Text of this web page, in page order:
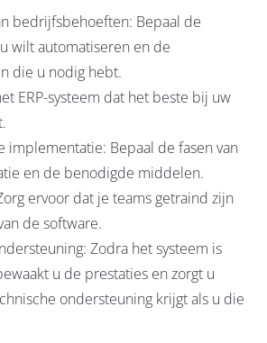
bedrijfsbehoeften: Bepaal de
wilt automatiseren en de
die u nodig hebt.
ERP-systeem dat het beste bij uw
implementatie: Bepaal de fasen van
en de benodigde middelen.
ervoor dat je teams getraind zijn
de software.
Zodra het systeem is
u de prestaties en zorgt u
ondersteuning krijgt als u die